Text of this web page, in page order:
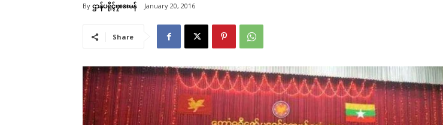
By ဌာန်ပရိုၚ်ဗၠးၜးမန် January 20, 2016
Share